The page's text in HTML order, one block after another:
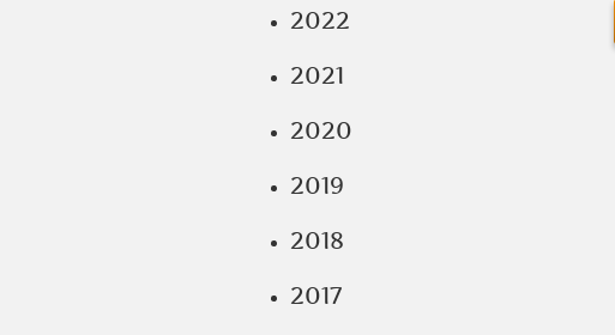
2022
2021
2020
2019
2018
2017